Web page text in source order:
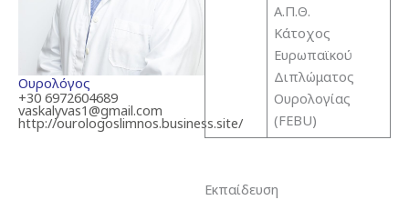
Ουρολόγος
+30 6972604689
vaskalyvas1@gmail.com
http://ourologoslimnos.business.site/
Α.Π.Θ.
Κάτοχος
Ευρωπαϊκού
Διπλώματος
Ουρολογίας
(FEBU)
Εκπαίδευση